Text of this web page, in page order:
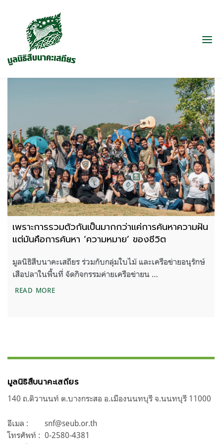
เพราะการรวมตัวกันเป็นมากกว่าแค่การค้นหาความฝัน
แต่มันคือการค้นหา ‘ความหมาย’ ของชีวิต
มูลนิธิสืบนาคะเสถียร ร่วมกับกลุ่มใบไม้ และเครือข่ายอนุรักษ์
เสือปลาในพื้นที่ จัดกิจกรรมค่ายเครือข่ายน …
READ MOREเพราะการรวมตัวกันเป็นมากกว่าแค่การค้นหาความฝั
มูลนิธิสืบนาคะเสถียร
140 ถ.ติวานนท์ ต.บางกระสอ อ.เมืองนนทบุรี จ.นนทบุรี 11000
อีเมล :
snf@seub.or.th
โทรศัพท์ : 0-2580-4381